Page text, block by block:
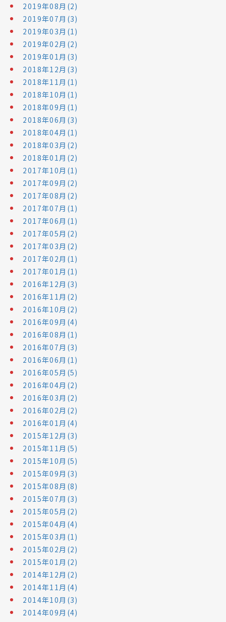
2019年08月(2)
2019年07月(3)
2019年03月(1)
2019年02月(2)
2019年01月(3)
2018年12月(3)
2018年11月(1)
2018年10月(1)
2018年09月(1)
2018年06月(3)
2018年04月(1)
2018年03月(2)
2018年01月(2)
2017年10月(1)
2017年09月(2)
2017年08月(2)
2017年07月(1)
2017年06月(1)
2017年05月(2)
2017年03月(2)
2017年02月(1)
2017年01月(1)
2016年12月(3)
2016年11月(2)
2016年10月(2)
2016年09月(4)
2016年08月(1)
2016年07月(3)
2016年06月(1)
2016年05月(5)
2016年04月(2)
2016年03月(2)
2016年02月(2)
2016年01月(4)
2015年12月(3)
2015年11月(5)
2015年10月(5)
2015年09月(3)
2015年08月(8)
2015年07月(3)
2015年05月(2)
2015年04月(4)
2015年03月(1)
2015年02月(2)
2015年01月(2)
2014年12月(2)
2014年11月(4)
2014年10月(3)
2014年09月(4)